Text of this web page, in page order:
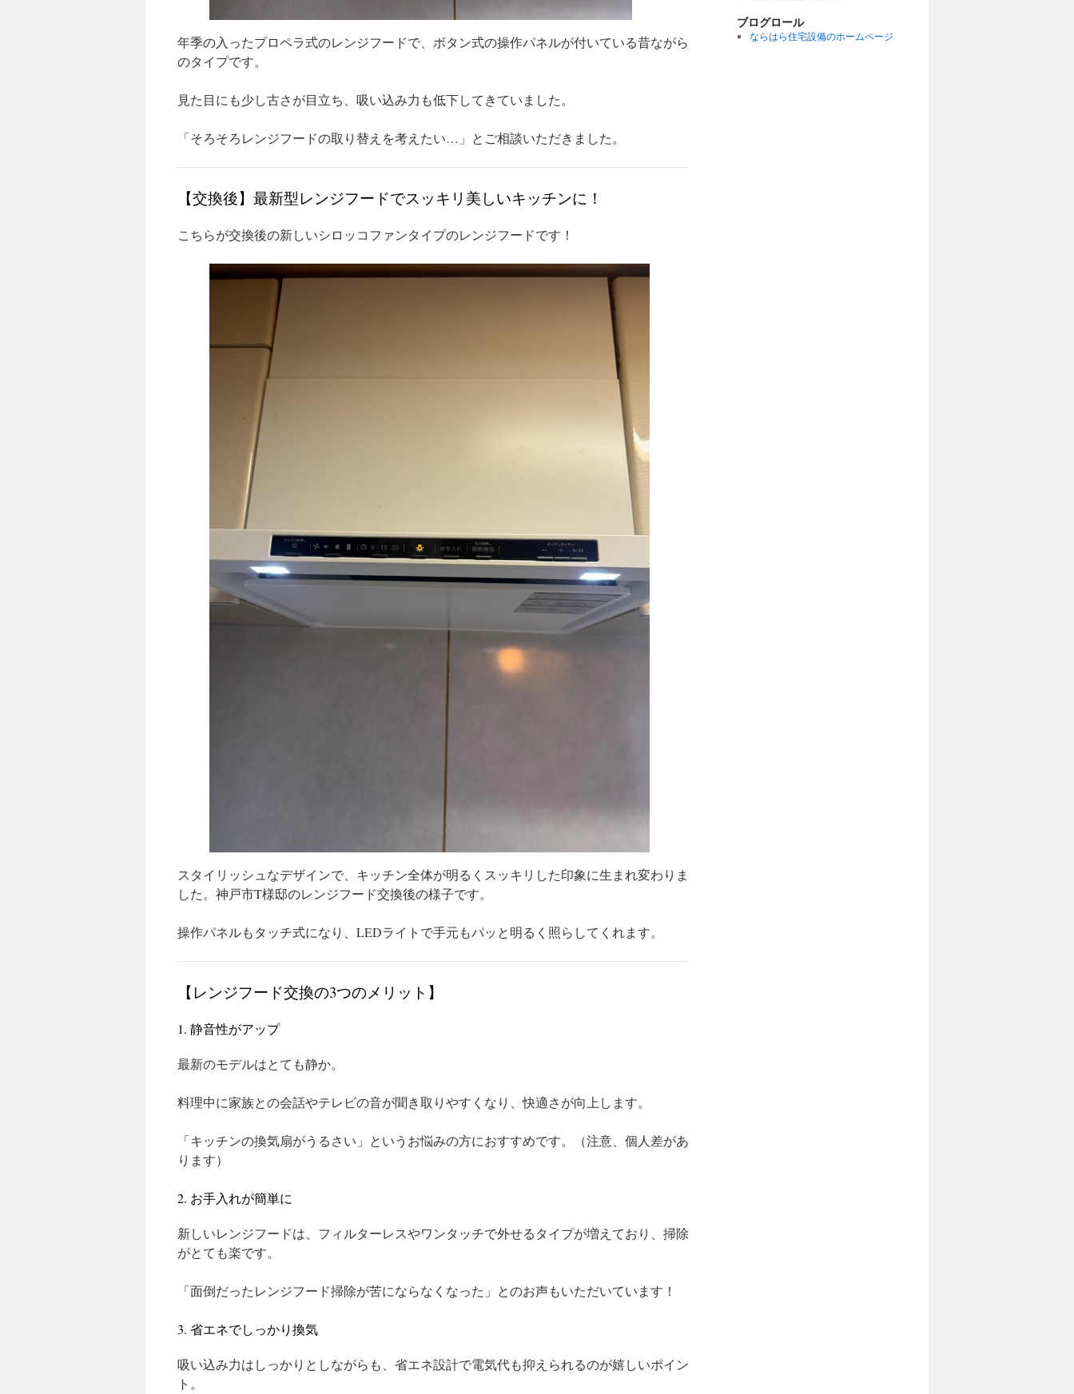
年季の入ったプロペラ式のレンジフードで、ボタン式の操作パネルが付いている昔ながら
のタイプです。
見た目にも少し古さが目立ち、吸い込み力も低下してきていました。
「そろそろレンジフードの取り替えを考えたい…」とご相談いただきました。
【交換後】最新型レンジフードでスッキリ美しいキッチンに！
こちらが交換後の新しいシロッコファンタイプのレンジフードです！
スタイリッシュなデザインで、キッチン全体が明るくスッキリした印象に生まれ変わりま
した。神戸市T様邸のレンジフード交換後の様子です。
操作パネルもタッチ式になり、LEDライトで手元もパッと明るく照らしてくれます。
【レンジフード交換の3つのメリット】
1. 静音性がアップ
最新のモデルはとても静か。
料理中に家族との会話やテレビの音が聞き取りやすくなり、快適さが向上します。
「キッチンの換気扇がうるさい」というお悩みの方におすすめです。（注意、個人差があ
ります）
2. お手入れが簡単に
新しいレンジフードは、フィルターレスやワンタッチで外せるタイプが増えており、掃除
がとても楽です。
「面倒だったレンジフード掃除が苦にならなくなった」とのお声もいただいています！
3. 省エネでしっかり換気
吸い込み力はしっかりとしながらも、省エネ設計で電気代も抑えられるのが嬉しいポイン
ト。
ブログロール
ならはら住宅設備のホームページ